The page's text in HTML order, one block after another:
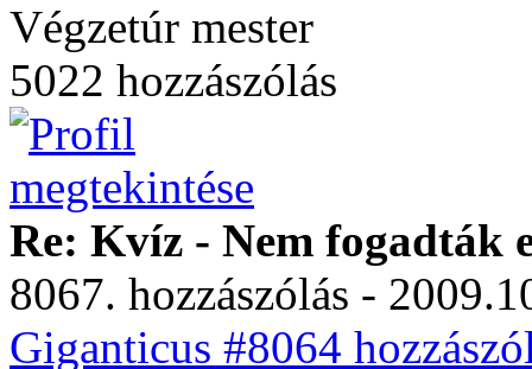
Végzetúr mester
5022 hozzászólás
Re: Kvíz - Nem fogadták
8067. hozzászólás -
Giganticus #8064